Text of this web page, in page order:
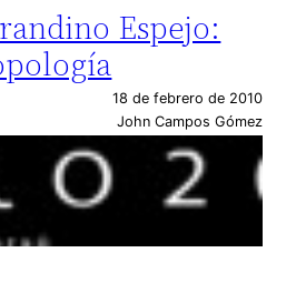
Espejo:
18 de febrero de 2010
John Campos Gómez